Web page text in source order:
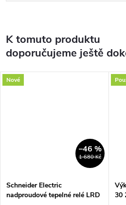
K tomuto produktu
doporučujeme ještě
Nové
1 680 Kč
–46 %
Schneider Electric
nadproudové tepelné relé LRD
30